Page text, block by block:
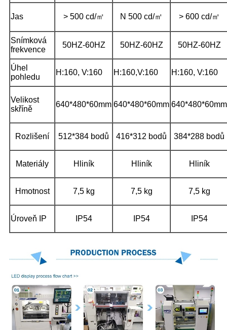
Jas > 500 cd/㎡ N 500 cd/㎡ > 600 cd/㎡
Snímková
frekvence
50HZ-60HZ 50HZ-60HZ 50HZ-60HZ
Úhel
pohledu
H:160, V:160 H:160,V:160 H:160, V:160
Velikost
skříně
640*480*60mm 640*480*60mm 640*480*60mm
Rozlišení 512*384 bodů 416*312 bodů 384*288 bodů
Materiály Hliník Hliník Hliník
Hmotnost 7,5 kg 7,5 kg 7,5 kg
Úroveň IP IP54 IP54 IP54